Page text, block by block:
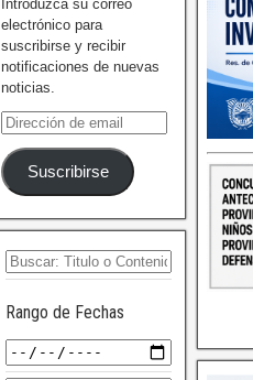
Introduzca su correo
electrónico para
suscribirse y recibir
notificaciones de nuevas
noticias.
Suscribirse
Rango de Fechas